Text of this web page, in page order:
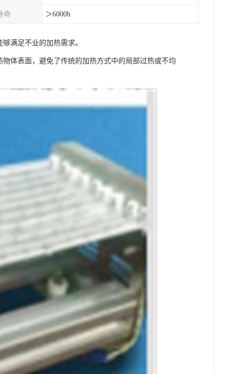
命 ＞6000h
满足不业的加热需求。
体表面，避免了传统的加热方式中的局部过热或不均